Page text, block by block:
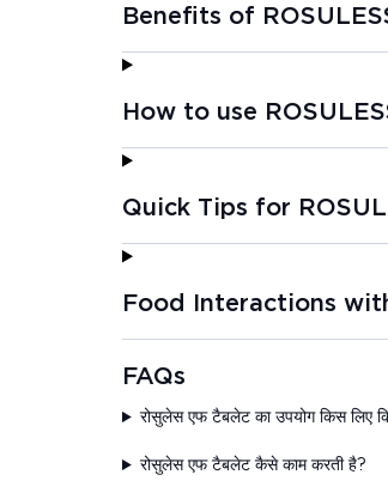
Benefits of
How to use
Quick Tips for
Food Interactions
FAQs
रोसुलेस एफ टैबलेट का उपयोग किस लिए
रोसुलेस एफ टैबलेट कैसे काम करती है?